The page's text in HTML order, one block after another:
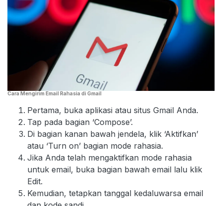
Cara Mengirim Email Rahasia di Gmail
Pertama, buka aplikasi atau situs Gmail Anda.
Tap pada bagian ‘Compose’.
Di bagian kanan bawah jendela, klik ‘Aktifkan’
atau ‘Turn on’ bagian mode rahasia.
Jika Anda telah mengaktifkan mode rahasia
untuk email, buka bagian bawah email lalu klik
Edit.
Kemudian, tetapkan tanggal kedaluwarsa email